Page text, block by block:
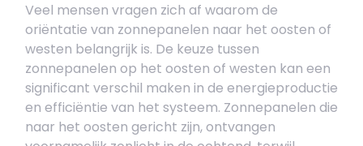
Veel mensen vragen zich af waarom de
oriëntatie van zonnepanelen naar het oosten of
westen belangrijk is. De keuze tussen
zonnepanelen op het oosten of westen kan een
significant verschil maken in de energieproductie
en efficiëntie van het systeem. Zonnepanelen die
naar het oosten gericht zijn, ontvangen